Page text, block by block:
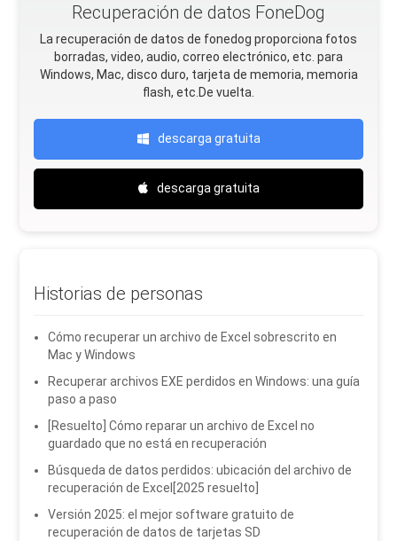
Recuperación de datos FoneDog
La recuperación de datos de fonedog proporciona fotos
borradas, video, audio, correo electrónico, etc. para
Windows, Mac, disco duro, tarjeta de memoria, memoria
flash, etc.De vuelta.
descarga gratuita
descarga gratuita
Historias de personas
Cómo recuperar un archivo de Excel sobrescrito en
Mac y Windows
Recuperar archivos EXE perdidos en Windows: una guía
paso a paso
[Resuelto] Cómo reparar un archivo de Excel no
guardado que no está en recuperación
Búsqueda de datos perdidos: ubicación del archivo de
recuperación de Excel[2025 resuelto]
Versión 2025: el mejor software gratuito de
recuperación de datos de tarjetas SD